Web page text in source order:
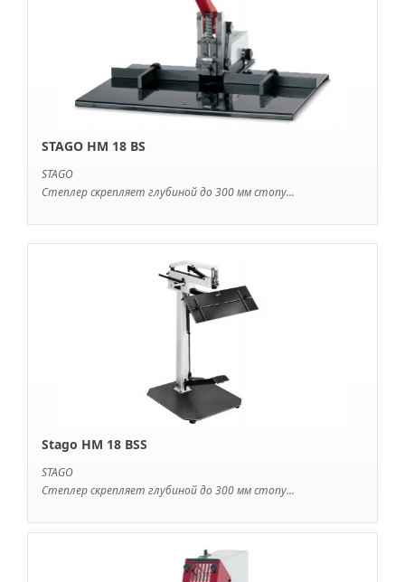
STAGO HM 18 BS
STAGO
Степлер скрепляет глубиной до 300 мм стопу...
Stago HM 18 BSS
STAGO
Cтеплер скрепляет глубиной до 300 мм стопу...